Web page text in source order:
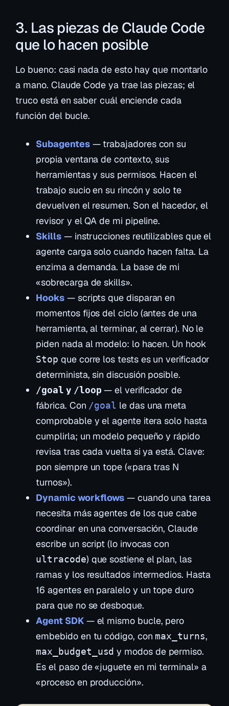
3. Las piezas de Claude Code
que lo hacen posible
Lo bueno: casi nada de esto hay que montarlo
a mano. Claude Code ya trae las piezas; el
truco está en saber cuál enciende cada
función del bucle.
Subagentes— trabajadores con su
propia ventana de contexto, sus
herramientas y sus permisos. Hacen el
trabajo sucio en su rincón y solo te
devuelven el resumen. Son el hacedor, el
revisor y el QA de mi pipeline.
Skills— instrucciones reutilizables que el
agente cargasolo cuando hacen falta. La
enzima a demanda. La base de mi
«sobrecarga de skills».
Hooks — scripts que disparan en
momentos fijos del ciclo (antes de una
herramienta, al terminar, al cerrar). No le
piden nada al modelo: lo hacen. Un hook
Stop que corre los tests es un verificador
determinista, sin discusión posible.
/goal y /loop — el verificador de
fábrica. Con /goal le das una meta
comprobable y el agente itera solo hasta
cumplirla; un modelo pequeño y rápido
revisa tras cada vuelta si ya está. Clave:
pon siempre un tope («para tras N
turnos»).
Dynamic workflows — cuando una tarea
necesita más agentes de los que cabe
coordinar en una conversación, Claude
escribe un script (lo invocas con
ultracode) que sostiene el plan, las
ramas y los resultados intermedios. Hasta
16 agentes en paralelo y un tope duro
para que no se desboque.
Agent SDK— el mismo bucle, pero
embebido en tu código, con max_turns,
max_budget_usd y modos de permiso.
Es el paso de «juguete en mi terminal» a
«proceso en producción».